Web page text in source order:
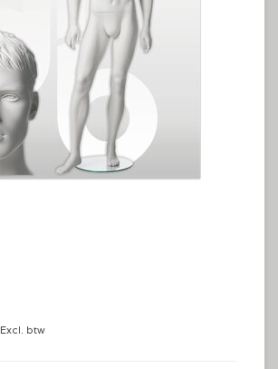
Excl. btw